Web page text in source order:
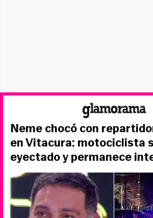
Neme chocó con
en Vitacura: motociclista
eyectado y permanece